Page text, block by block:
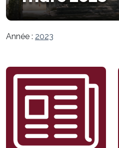
Année : 2023